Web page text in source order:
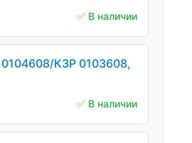
✅ В наличии
КЗР 0103608,
✅ В наличии